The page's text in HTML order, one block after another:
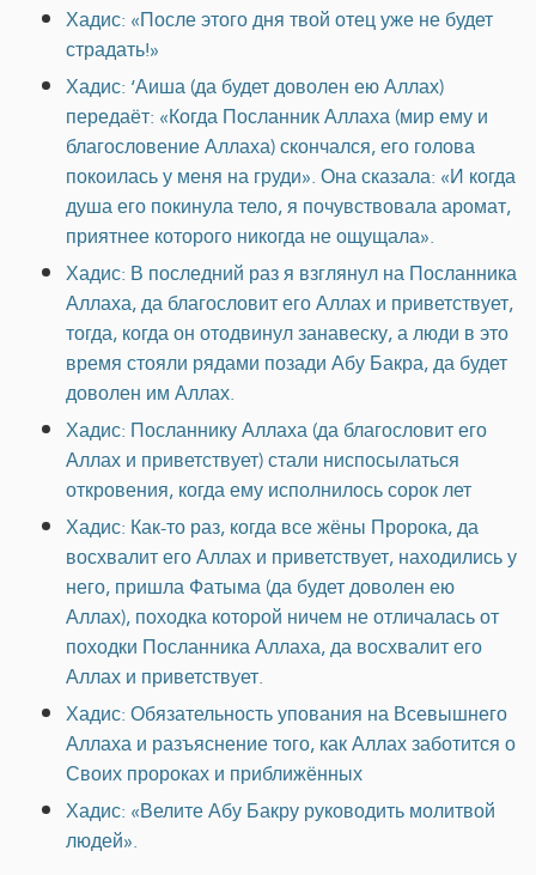
Хадис: «После этого дня твой отец уже не будет
страдать!»
Хадис: ‘Аиша (да будет доволен ею Аллах)
передаёт: «Когда Посланник Аллаха (мир ему и
благословение Аллаха) скончался, его голова
покоилась у меня на груди». Она сказала: «И когда
душа его покинула тело, я почувствовала аромат,
приятнее которого никогда не ощущала».
Хадис: В последний раз я взглянул на Посланника
Аллаха, да благословит его Аллах и приветствует,
тогда, когда он отодвинул занавеску, а люди в это
время стояли рядами позади Абу Бакра, да будет
доволен им Аллах.
Хадис: Посланнику Аллаха (да благословит его
Аллах и приветствует) стали ниспосылаться
откровения, когда ему исполнилось сорок лет
Хадис: Как-то раз, когда все жёны Пророка, да
восхвалит его Аллах и приветствует, находились у
него, пришла Фатыма (да будет доволен ею
Аллах), походка которой ничем не отличалась от
походки Посланника Аллаха, да восхвалит его
Аллах и приветствует.
Хадис: Обязательность упования на Всевышнего
Аллаха и разъяснение того, как Аллах заботится о
Своих пророках и приближённых
Хадис: «Велите Абу Бакру руководить молитвой
людей».